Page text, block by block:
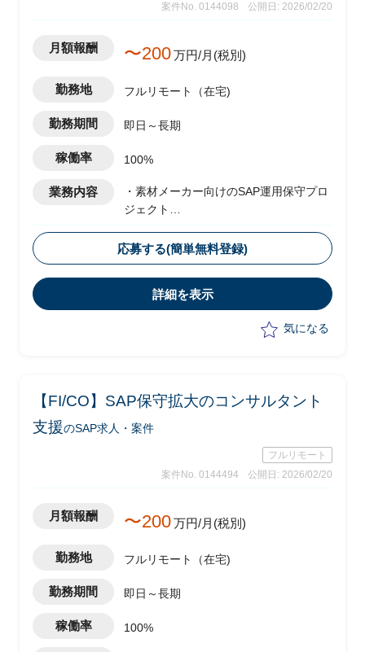
案件No. 0144098
公開日: 2026/02/20
月額報酬 〜200万円/月(税別)
勤務地 フルリモート（在宅)
勤務期間 即日～長期
稼働率 100%
業務内容
・素材メーカー向けのSAP運用保守プロ
ジェクト
・運用に伴うスコープ拡大として、現状
は以下の業務を実施予定
-顧客フェイシングにおける要件整理
-若手社員への指導
応募する(簡単無料登録)
詳細を表示
気になる
【FI/CO】SAP保守拡大のコンサルタント
支援のSAP求人・案件
フルリモート
案件No. 0144494
公開日: 2026/02/20
月額報酬 〜200万円/月(税別)
勤務地 フルリモート（在宅)
勤務期間 即日～長期
稼働率 100%